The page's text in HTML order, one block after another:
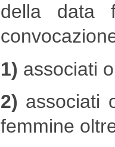
della data
1) associati
2) associati
femmine